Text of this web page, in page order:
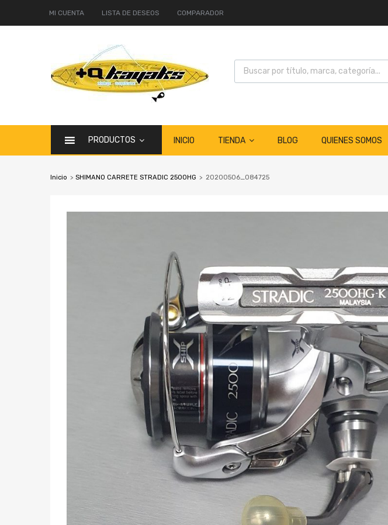
MI CUENTA LISTA DE DESEOS COMPARADOR
PRODUCTOS INICIO TIENDA BLOG QUIENES SOMOS
Inicio > SHIMANO CARRETE STRADIC 2500HG > 20200506_084725